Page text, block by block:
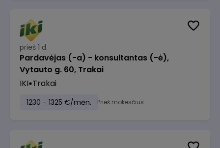
prieš 1 d.
Pardavėjas (-a) - konsultantas (-ė),
Vytauto g. 60, Trakai
IKI Trakai
1230 - 1325 €/mėn. Prieš mokesčius